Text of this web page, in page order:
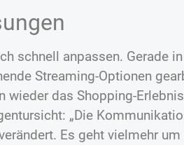
schnell anpassen. Gerade
Streaming-Optionen
wieder das Shopping-
„Die
Es geht vielmehr